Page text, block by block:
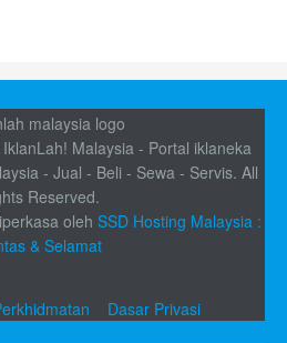
Malaysia - Portal iklaneka
- Jual - Beli - Sewa - Servis. All
Reserved.
oleh SSD Hosting Malaysia :
& Selamat
Dasar Privasi